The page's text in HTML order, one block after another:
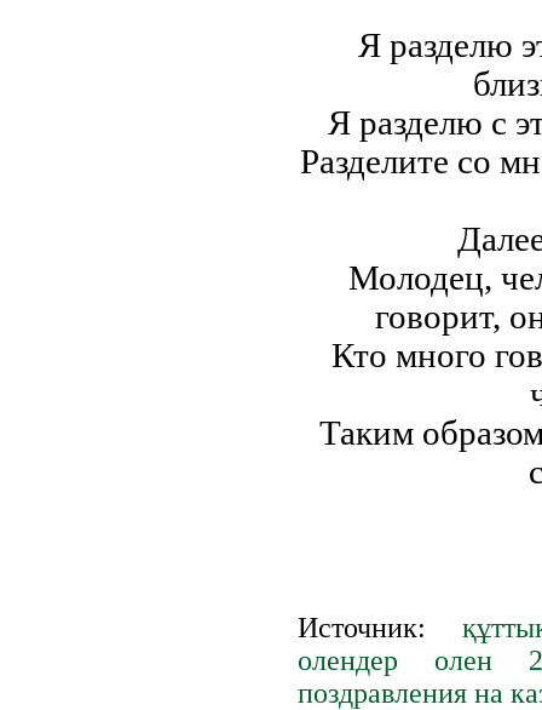
Я разделю
Я разделю с
Разделите со
Молодец,
говорит,
Кто много
Таким
Источник:
олендер олен
поздравления на